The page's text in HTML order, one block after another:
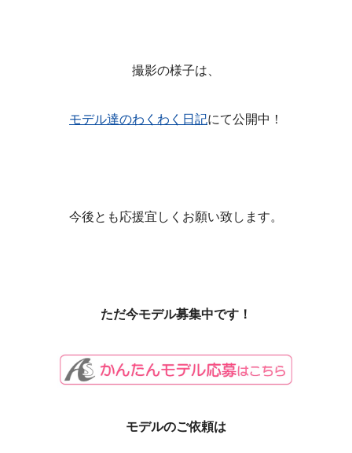
撮影の様子は、
モデル達のわくわく日記にて公開中！
今後とも応援宜しくお願い致します。
ただ今モデル募集中です！
モデルのご依頼は